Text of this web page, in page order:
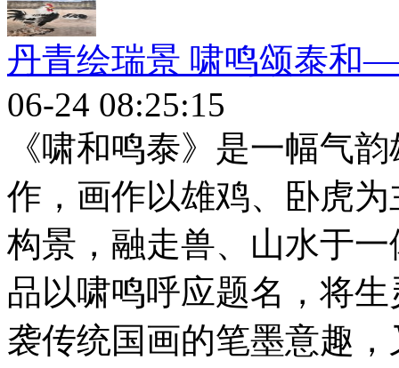
丹青绘瑞景 啸鸣颂泰和
06-24 08:25:15
《啸和鸣泰》是一幅气
作，画作以雄鸡、卧虎
构景，融走兽、山水于
品以啸鸣呼应题名，将
袭传统国画的笔墨意趣